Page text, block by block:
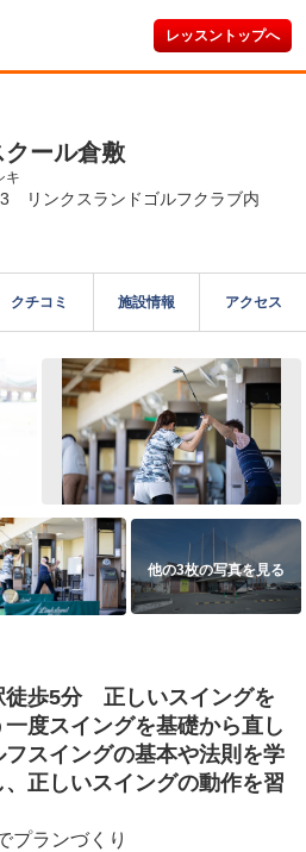
レッスントップへ
ール倉敷
キ
リンクスランドゴルフクラブ内
クチコミ 施設情報 アクセス
他の3枚の写真を見る
徒歩5分 正しいスイングを
度スイングを基礎から直し
スイングの基本や法則を学
正しいスイングの動作を習
プランづくり